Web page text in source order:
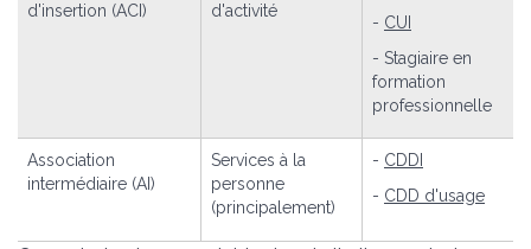
d'insertion (ACI)
d'activité
- CUI
- Stagiaire en
formation
professionnelle
Association
intermédiaire (AI)
Services à la
personne
(principalement)
- CDDI
- CDD d'usage